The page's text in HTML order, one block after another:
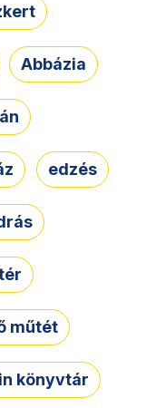
Abbázia
edzés
műtét
könyvtár